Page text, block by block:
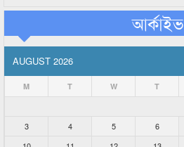
আর্কাইভ
AUGUST 2026
M T W T
3
4 5 6